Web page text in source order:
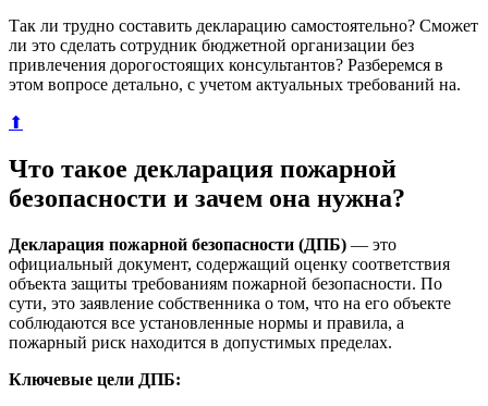
Так ли трудно составить декларацию самостоятельно? Сможет
ли это сделать сотрудник бюджетной организации без
привлечения дорогостоящих консультантов? Разберемся в
этом вопросе детально, с учетом актуальных требований на.
⬆
Что такое декларация пожарной
безопасности и зачем она нужна?
Декларация пожарной безопасности (ДПБ) — это
официальный документ, содержащий оценку соответствия
объекта защиты требованиям пожарной безопасности. По
сути, это заявление собственника о том, что на его объекте
соблюдаются все установленные нормы и правила, а
пожарный риск находится в допустимых пределах.
Ключевые цели ДПБ: